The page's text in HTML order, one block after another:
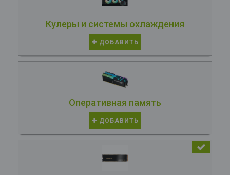
Кулеры и системы охлаждения
ДОБАВИТЬ
Оперативная память
ДОБАВИТЬ